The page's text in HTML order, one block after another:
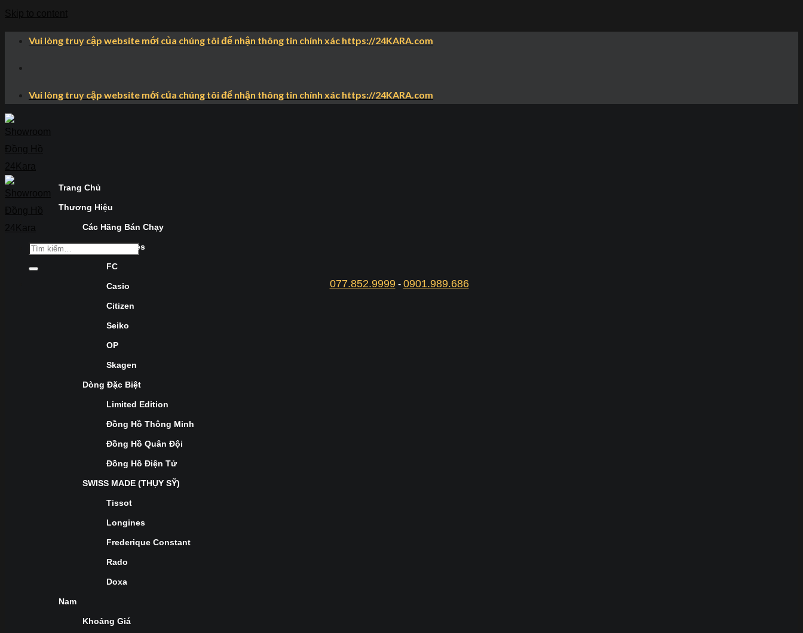
Vui lòng truy cập website mới của chúng tôi để nhận thông tin chính xác https://24KARA.com
Vui lòng truy cập website mới của chúng tôi để nhận thông tin chính xác https://24KARA.com
077.852.9999- 0901.989.686
Trang Chủ
Thương Hiệu
Các Hãng Bán Chạy
Longines
FC
Casio
Citizen
Seiko
OP
Skagen
Dòng Đặc Biệt
Limited Edition
Đồng Hồ Thông Minh
Đồng Hồ Quân Đội
Đồng Hồ Điện Tử
SWISS MADE (THỤY SỸ)
Tissot
Longines
Frederique Constant
Rado
Doxa
Nam
Khoảng Giá